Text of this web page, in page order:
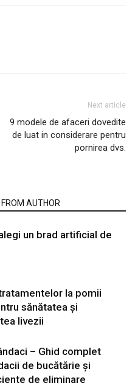
Next article
9 modele de afaceri dovedite
de luat in considerare pentru
pornirea dvs.
FROM AUTHOR
un brad artificial de
la pomii
sănătatea și
livezii
– Ghid complet
de bucătărie și
de eliminare